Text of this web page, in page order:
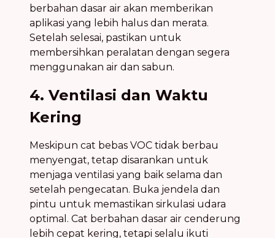
berbahan dasar air akan memberikan
aplikasi yang lebih halus dan merata.
Setelah selesai, pastikan untuk
membersihkan peralatan dengan segera
menggunakan air dan sabun.
4. Ventilasi dan Waktu
Kering
Meskipun cat bebas VOC tidak berbau
menyengat, tetap disarankan untuk
menjaga ventilasi yang baik selama dan
setelah pengecatan. Buka jendela dan
pintu untuk memastikan sirkulasi udara
optimal. Cat berbahan dasar air cenderung
lebih cepat kering, tetapi selalu ikuti